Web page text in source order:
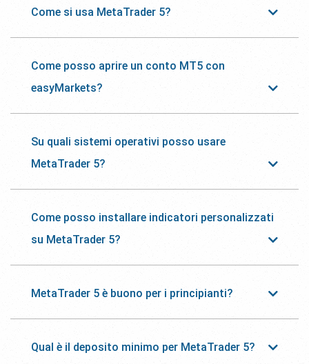
Come si usa MetaTrader 5?
Come posso aprire un conto MT5 con
easyMarkets?
Su quali sistemi operativi posso usare
MetaTrader 5?
Come posso installare indicatori personalizzati
su MetaTrader 5?
MetaTrader 5 è buono per i principianti?
Qual è il deposito minimo per MetaTrader 5?